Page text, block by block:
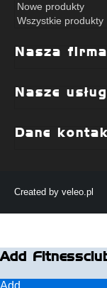
Nowe produkty
Wszystkie produkty
Nasza firma
Nasze
Dane
Created by veleo.pl
Add
Add